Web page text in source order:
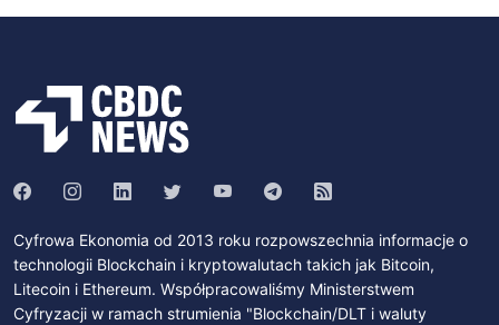
Cyfrowa Ekonomia od 2013 roku rozpowszechnia informacje o
technologii Blockchain i kryptowalutach takich jak Bitcoin,
Litecoin i Ethereum. Współpracowaliśmy Ministerstwem
Cyfryzacji w ramach strumienia "Blockchain/DLT i waluty